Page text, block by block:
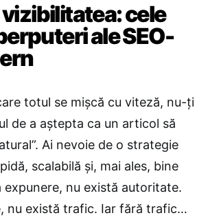
cele
ale SEO-
totul se mișcă cu viteză, nu-ți
de a aștepta ca un articol să
Ai nevoie de o strategie
scalabilă și, mai ales, bine
nu există autoritate.
nu există trafic. Iar fără trafic…